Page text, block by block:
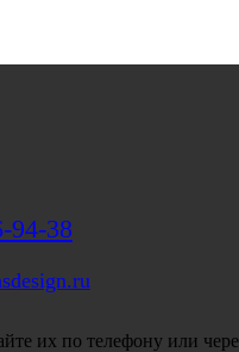
94-38
их по телефону или